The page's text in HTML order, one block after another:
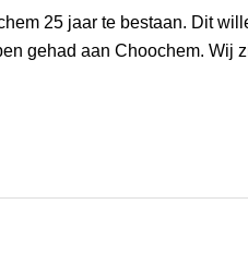
25 jaar te bestaan. Dit
gehad aan Choochem.